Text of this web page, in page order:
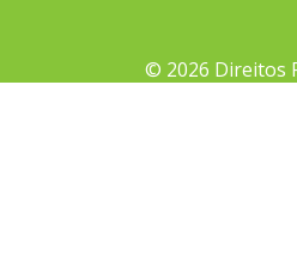
© 2026 Direitos